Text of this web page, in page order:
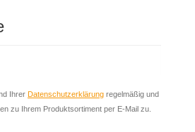
Ihrer Datenschutzerklärung regelmäßig und
zu Ihrem Produktsortiment per E-Mail zu.